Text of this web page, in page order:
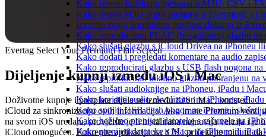
Kako izvesti kolekciju pjesama u M3U, CSV i
Kako uvesti M3U popis pjesama u Evermusic i
Izvezite svoju kompletnu povijest slušanja iz
Kako reproducirati FLAC (bezgubitnu) glazbu na
Kako slušati glazbu s iCloud Drivea na iPhoneu
Kako dodati i pregledati komentare na audio
Kako reproducirati glazbu s USB flash pogona
Kako reproducirati lokalnu glazbu pohranjenu na
Kako slušati audioknjige na iPhoneu, iPadu i
Kako koristiti audio ekvalizator na iPhoneu,
Kako spojiti USB flash pogon na iPhone i slušati
Kako bežično prenijeti datoteke s računala na
Kako prenijeti datoteke s Maca na iPhone ili iPad
Evertag Select Your Premium Plan Screen
Dijeljenje kupnji između iOS i Mac
Doživotne kupnje i pretplate dijele se između iOS i Mac, koristeći
iCloud za sinkronizaciju ovih informacija. Ako imate Premium verziju
na svom iOS uređaju, provjerite je li instalirana najnovija verzija i je li
iCloud omogućen. Pokrenite aplikaciju na iOS i pričekajte minutu da